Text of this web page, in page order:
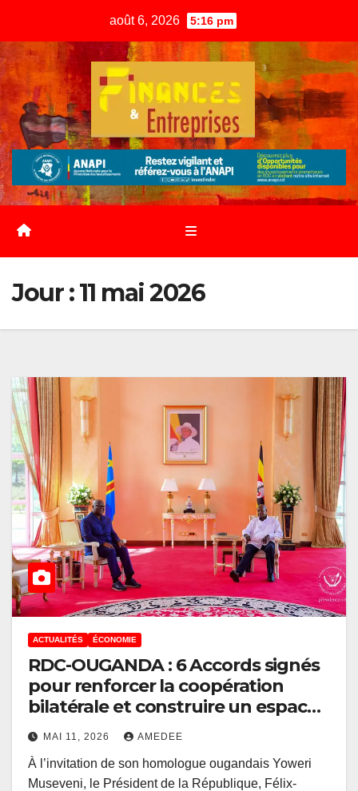
content
août 6, 2026 5:16 pm
Jour :11 mai 2026
ACTUALITÉS ÉCONOMIE
RDC-OUGANDA : 6 Accords signés
pour renforcer la coopération
bilatérale et construire un espace
de prospérité mutuelle
MAI 11, 2026 AMEDEE
À l’invitation de son homologue ougandais Yoweri
Museveni, le Président de la République, Félix-